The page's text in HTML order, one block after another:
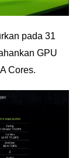
pada 31
GPU
Cores.